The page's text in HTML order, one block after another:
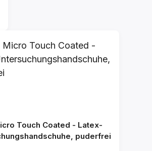
Touch Coated - Latex-
puderfrei